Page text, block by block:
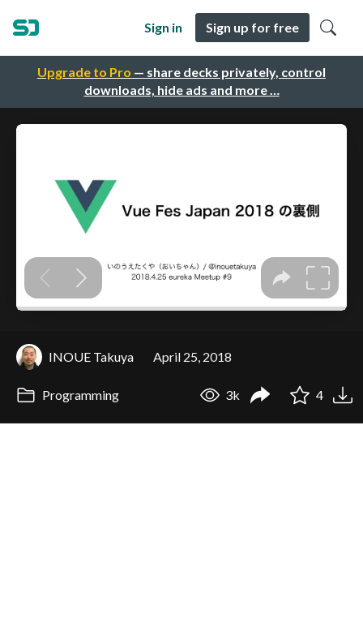
Upgrade to Pro — share decks privately, control
downloads, hide ads and more …
Sign in Sign up for free
INOUE Takuya April 25, 2018
Programming 3k 4